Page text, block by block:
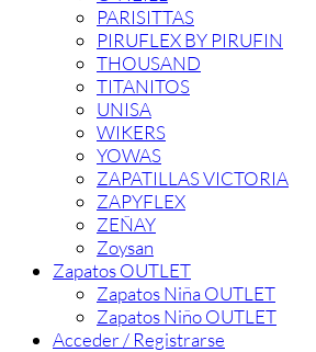
PARISITTAS
PIRUFLEX BY PIRUFIN
THOUSAND
TITANITOS
UNISA
WIKERS
YOWAS
ZAPATILLAS VICTORIA
ZAPYFLEX
ZEÑAY
Zoysan
Zapatos OUTLET
Zapatos Niña OUTLET
Zapatos Niño OUTLET
Acceder / Registrarse